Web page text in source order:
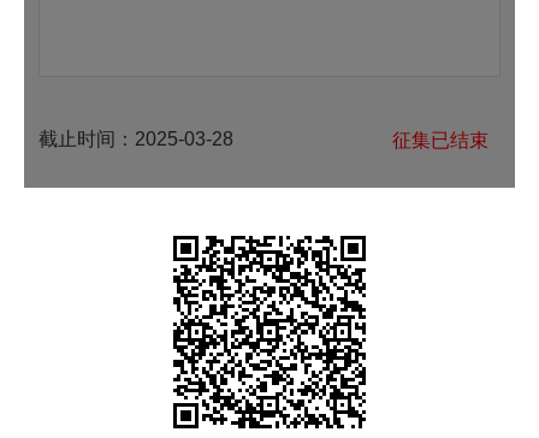
截止时间： 2025-03-28 征集已结束